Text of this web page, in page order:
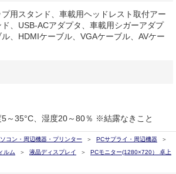
用スタンド、車載用ヘッドレスト取付アー
、USB-ACアダプタ、車載用シガーアダプ
、HDMIケーブル、VGAケーブル、AVケー
～35°C、湿度20～80％ ※結露なきこと
コン・周辺機器・プリンター
PCサプライ・周辺機器
ルム
液晶ディスプレイ
PCモニター(1280×720） 卓上